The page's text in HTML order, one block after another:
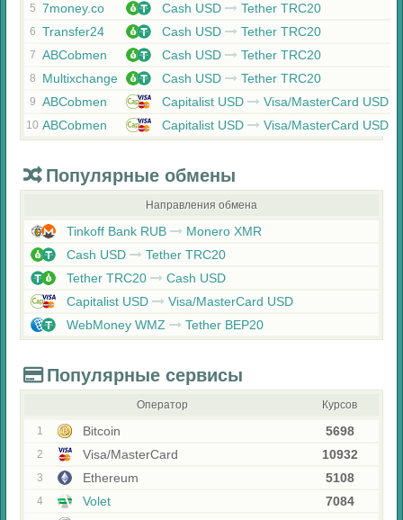
5 7money.co Cash USD Tether TRC20
6 Transfer24 Cash USD Tether TRC20
7 ABCobmen Cash USD Tether TRC20
8 Multixchange Cash USD Tether TRC20
9 ABCobmen Capitalist USD Visa/MasterCard USD
10 ABCobmen Capitalist USD Visa/MasterCard USD
Популярные обмены
Направления обмена
Tinkoff Bank RUB
Monero XMR
Cash USD
Tether TRC20
Tether TRC20
Cash USD
Capitalist USD
Visa/MasterCard USD
WebMoney WMZ
Tether BEP20
Популярные сервисы
Оператор Курсов
1 Bitcoin 5698
2 Visa/MasterCard 10932
3 Ethereum 5108
4 Volet 7084